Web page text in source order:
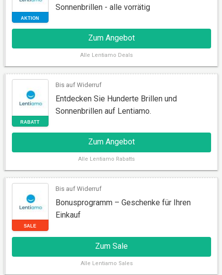
SALE
AKTION
Sonnenbrillen - alle vorrätig
Zum Angebot
Alle Lentiamo Deals
Bis auf Widerruf
Entdecken Sie Hunderte Brillen und
Sonnenbrillen auf Lentiamo.
Zum Angebot
Alle Lentiamo Rabatts
Bis auf Widerruf
Bonusprogramm – Geschenke für Ihren
Einkauf
Zum Sale
Alle Lentiamo Sales